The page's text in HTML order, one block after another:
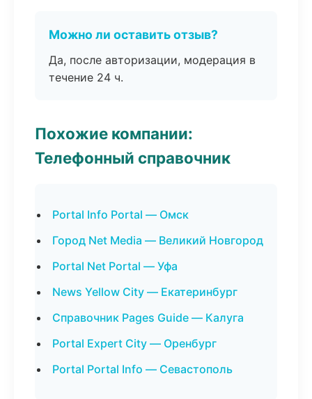
Можно ли оставить отзыв?
Да, после авторизации, модерация в
течение 24 ч.
Похожие компании:
Телефонный справочник
Portal Info Portal — Омск
Город Net Media — Великий Новгород
Portal Net Portal — Уфа
News Yellow City — Екатеринбург
Справочник Pages Guide — Калуга
Portal Expert City — Оренбург
Portal Portal Info — Севастополь